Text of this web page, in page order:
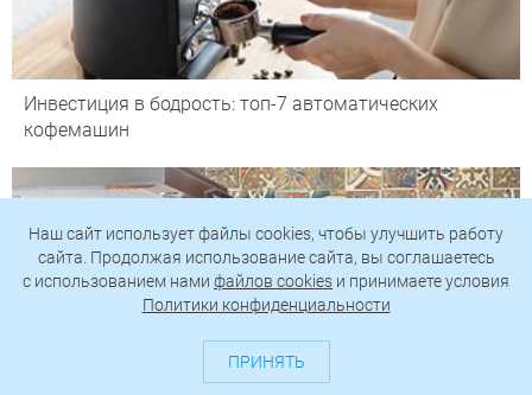
Инвестиция в бодрость: топ-7 автоматических
кофемашин
Наш сайт использует файлы cookies, чтобы улучшить работу
сайта. Продолжая использование сайта, вы соглашаетесь
c использованием нами файлов cookies и принимаете условия
Политики конфиденциальности
ПРИНЯТЬ